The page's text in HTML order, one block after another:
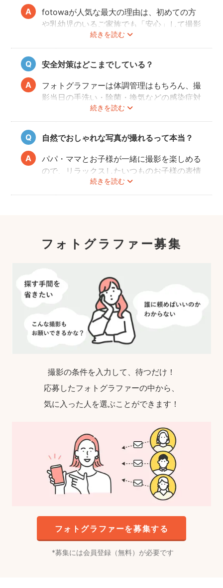
続きを読む
fotowaが人気な最大の理由は、初めての方
や乳幼児のいるご家族でも「安心」して撮影
を楽しんでいただけることです。
厳しい審査を通過した、赤ちゃん・子どもの
扱いに慣れているパパ・ママ世代のカメラマ
ンが全国に多数在籍。
またどのカメラマンでも指名料は一切ござい
ません。分かりやすい料金体系も人気のポイ
安全対策はどこまでしている？
続きを読む
フォトグラファーは体調管理はもちろん、撮
影当日の手洗い・除菌・換気などの感染症対
策や、熱中症予防に努めます。
また、撮影中はご家族のペースに合わせなが
ら、周囲や足元に危険なものがないか注意を
呼び掛けながら進行しますのでご安心くださ
い。
自然でおしゃれな写真が撮れるって本当？
続きを読む
パパ・ママとお子様が一緒に撮影を楽しめる
ので、リラックスしたいつものお子様の表情
を撮影できます。
こども・家族撮影に長けたプロカメラマンの
フォトグラファー募集
撮影の条件を入力して、待つだけ！
応募したフォトグラファーの中から、
気に入った人を選ぶことができます！
フォトグラファーを募集する
募集には会員登録（無料）が必要です